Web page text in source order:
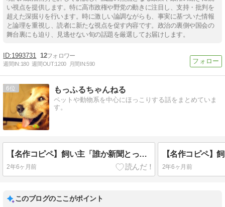
い視点を提供します。特に高市政権や野党の動きに注目し、支持・批判を
超えた深掘りを行います。時に激しい論調ながらも、事実に基づいた情報
と論理を重視し、読者に新たな視点を促す内容です。政治の裏側や国会の
舞台裏にも迫り、見逃せない旬の話題を厳選してお届けします。
1993731 12
週間IN:180 週間OUT:1200 月間IN:590
6 もっふるちゃんねる
ペットや動物系を中心にほっこりする話をまとめていま
す。
【名作コピペ】飼い主「誰か新聞とってきてー」←犬種別でお答えしますwwww
2年6ヶ月前 2年6ヶ月前
このブログのここがポイント